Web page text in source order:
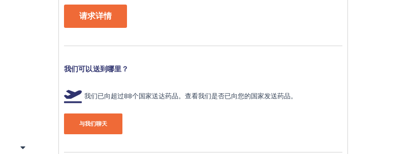
请求详情
我们可以送到哪里？
我们已向超过88个国家送达药品。查看我们是否已向您的国家发送药品。
与我们聊天